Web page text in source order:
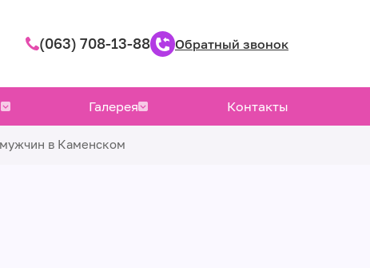
(063) 708-13-88 Обратный звонок
Галерея Контакты
в Каменском